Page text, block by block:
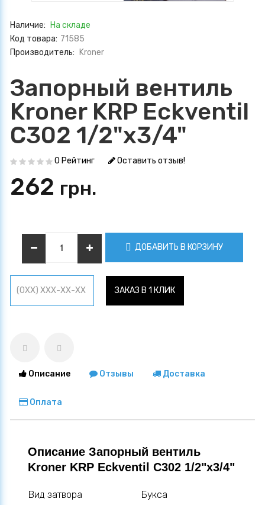
Наличие:
На складе
Код товара: 71585
Производитель:
Kroner
Запорный вентиль
Kroner KRP Eckventil
C302 1/2"х3/4"
0 Рейтинг Оставить отзыв!
262 грн.
ДОБАВИТЬ В КОРЗИНУ
ЗАКАЗ В 1 КЛИК
Описание Отзывы Доставка
Оплата
Описание Запорный вентиль
Kroner KRP Eckventil C302 1/2"х3/4"
Вид затвора
Букса